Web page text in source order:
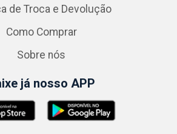
de Troca e Devolução
Como Comprar
Sobre nós
já nosso APP